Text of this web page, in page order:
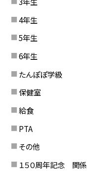
4年生
5年生
6年生
たんぽぽ学級
保健室
給食
PTA
その他
１５０周年記念 関係